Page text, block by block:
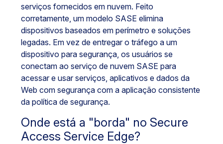
serviços fornecidos em nuvem. Feito
corretamente, um modelo SASE elimina
dispositivos baseados em perímetro e soluções
legadas. Em vez de entregar o tráfego a um
dispositivo para segurança, os usuários se
conectam ao serviço de nuvem SASE para
acessar e usar serviços, aplicativos e dados da
Web com segurança com a aplicação consistente
da política de segurança.
Onde está a "borda" no Secure
Access Service Edge?